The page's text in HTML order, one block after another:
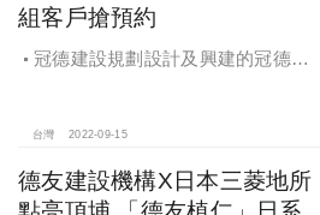
組客戶搶預約
冠德建設規劃設計及興建的冠德北
大學、大直高中、北安國中及大直國
內湖科學園區不遠，以「人文匯聚場
台灣 2022-09-15
德友建設機構X日本三菱地所